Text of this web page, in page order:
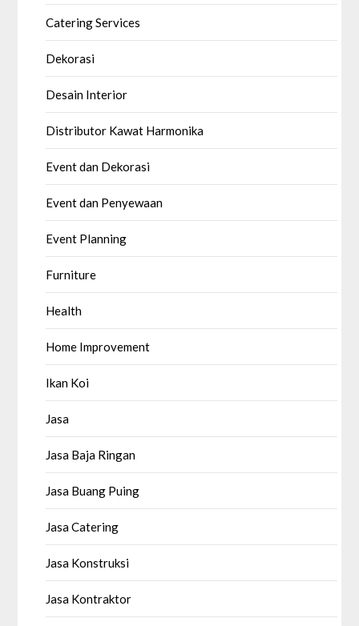
Catering Services
Dekorasi
Desain Interior
Distributor Kawat Harmonika
Event dan Dekorasi
Event dan Penyewaan
Event Planning
Furniture
Health
Home Improvement
Ikan Koi
Jasa
Jasa Baja Ringan
Jasa Buang Puing
Jasa Catering
Jasa Konstruksi
Jasa Kontraktor